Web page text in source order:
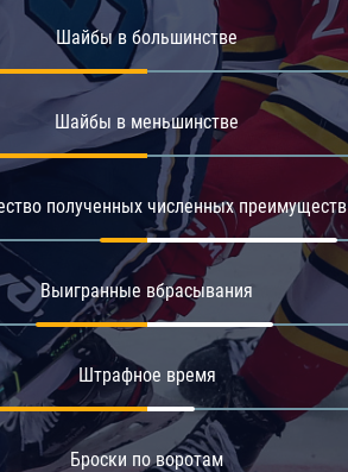
Амур
Салават Юлаев
Шайбы в большинстве
Шайбы в меньшинстве
полученных численных преимуществ
Выигранные вбрасывания
Штрафное время
Броски по воротам